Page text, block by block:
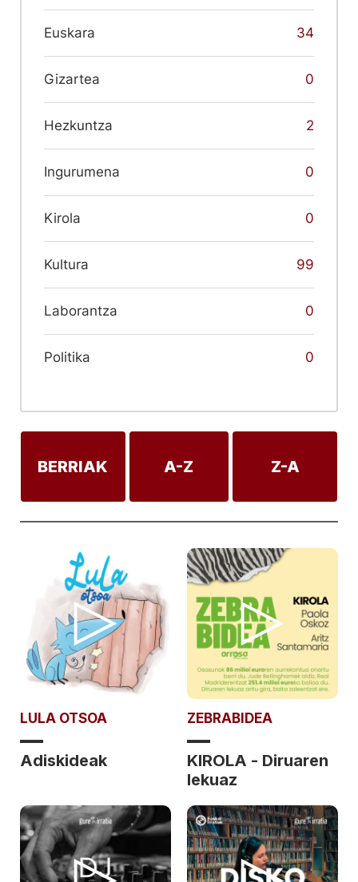
Euskara 34
Gizartea 0
Hezkuntza 2
Ingurumena 0
Kirola 0
Kultura 99
Laborantza 0
Politika 0
BERRIAK A-Z Z-A
LULA OTSOA
Adiskideak
ZEBRABIDEA
KIROLA - Diruaren
lekuaz